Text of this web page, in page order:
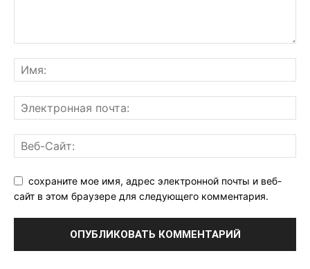
сохраните мое имя, адрес электронной почты и веб-
сайт в этом браузере для следующего комментария.